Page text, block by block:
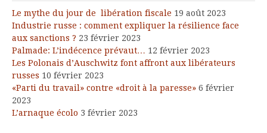
Le mythe du jour de libération fiscale 19 août 2023
Industrie russe : comment expliquer la résilience face
aux sanctions ? 23 février 2023
Palmade: L’indécence prévaut… 12 février 2023
Les Polonais d’Auschwitz font affront aux libérateurs
russes 10 février 2023
«Parti du travail» contre «droit à la paresse» 6 février
2023
L’arnaque écolo 3 février 2023